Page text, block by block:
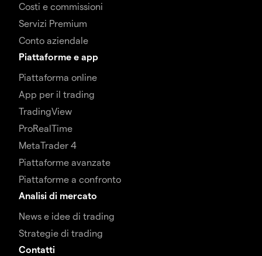
Costi e commissioni
Servizi Premium
Conto aziendale
Piattaforme e app
Piattaforma online
App per il trading
TradingView
ProRealTime
MetaTrader 4
Piattaforme avanzate
Piattaforme a confronto
Analisi di mercato
News e idee di trading
Strategie di trading
Contatti